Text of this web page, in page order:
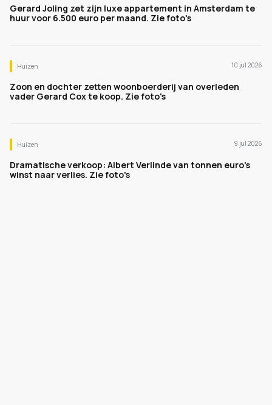
Gerard Joling zet zijn luxe appartement in Amsterdam te
huur voor 6.500 euro per maand. Zie foto's
Huizen 10 jul 2026
Zoon en dochter zetten woonboerderij van overleden
vader Gerard Cox te koop. Zie foto's
Huizen 9 jul 2026
Dramatische verkoop: Albert Verlinde van tonnen euro's
winst naar verlies. Zie foto's